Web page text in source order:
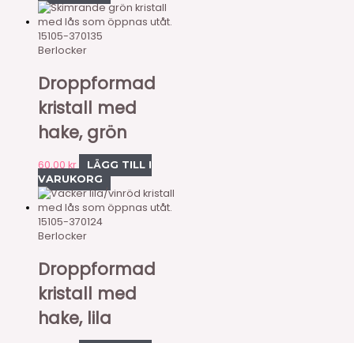
15105-370135
Berlocker
Droppformad
kristall med
hake, grön
60,00 kr
LÄGG TILL I
VARUKORG
15105-370124
Berlocker
Droppformad
kristall med
hake, lila